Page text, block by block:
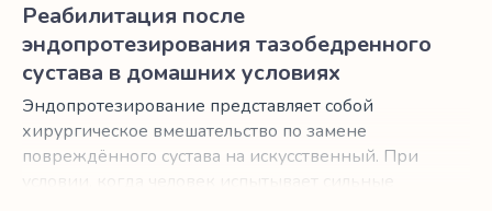
Реабилитация после
эндопротезирования тазобедренного
сустава в домашних условиях
Эндопротезирование представляет собой
хирургическое вмешательство по замене
повреждённого сустава на искусственный. При